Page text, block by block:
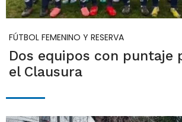
FÚTBOL FEMENINO Y RESERVA
Dos equipos con puntaje
el Clausura